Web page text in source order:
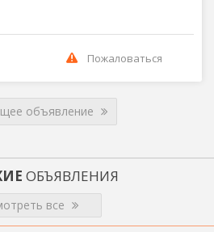
Пожаловаться
объявление
ОБЪЯВЛЕНИЯ
все